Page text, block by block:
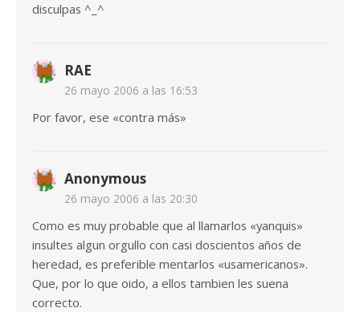
disculpas ^_^
RAE
26 mayo 2006 a las 16:53
Por favor, ese «contra más»
Anonymous
26 mayo 2006 a las 20:30
Como es muy probable que al llamarlos «yanquis»
insultes algun orgullo con casi doscientos años de
heredad, es preferible mentarlos «usamericanos».
Que, por lo que oido, a ellos tambien les suena
correcto.